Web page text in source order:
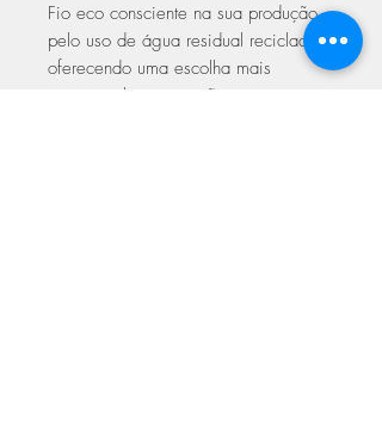
Fio eco consciente na sua produção,
pelo uso de água residual reciclada,
oferecendo uma escolha mais
sustentável para artesãos